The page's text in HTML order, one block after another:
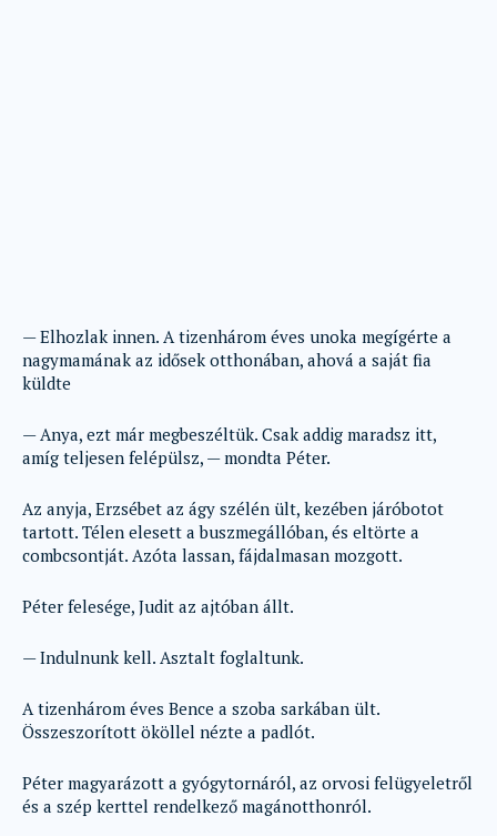
— Elhozlak innen. A tizenhárom éves unoka megígérte a
nagymamának az idősek otthonában, ahová a saját fia
küldte
— Anya, ezt már megbeszéltük. Csak addig maradsz itt,
amíg teljesen felépülsz, — mondta Péter.
Az anyja, Erzsébet az ágy szélén ült, kezében járóbotot
tartott. Télen elesett a buszmegállóban, és eltörte a
combcsontját. Azóta lassan, fájdalmasan mozgott.
Péter felesége, Judit az ajtóban állt.
— Indulnunk kell. Asztalt foglaltunk.
A tizenhárom éves Bence a szoba sarkában ült.
Összeszorított ököllel nézte a padlót.
Péter magyarázott a gyógytornáról, az orvosi felügyeletről
és a szép kerttel rendelkező magánotthonról.